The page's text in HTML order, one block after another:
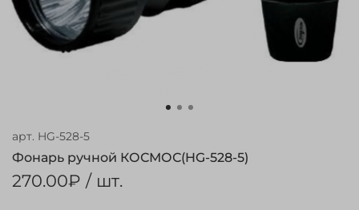
арт. HG-528-5
Фонарь ручной КОСМОС(HG-528-5)
270.00₽ / шт.